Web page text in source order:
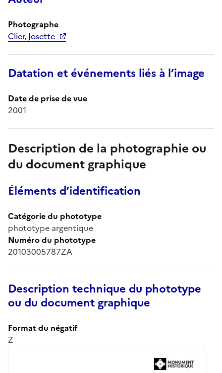
Photographe
Clier, Josette
Datation et événements liés à l’image
Date de prise de vue
2001
Description de la photographie ou
du document graphique
Éléments d’identification
Catégorie du phototype
phototype argentique
Numéro du phototype
20103005787ZA
Description technique du phototype
ou du document graphique
Format du négatif
Z